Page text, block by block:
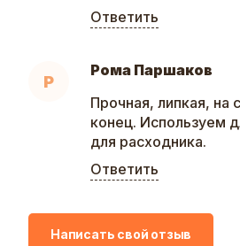
Ответить
Р
Рома Паршаков
Прочная, липкая, на
конец. Используем
для расходника.
Ответить
Написать свой отзыв